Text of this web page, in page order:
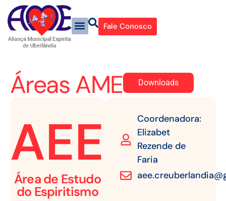
Fale Conosco
Áreas AME Downloads
AEE
Área de Estudo
do Espiritismo
Coordenadora:
Elizabet
Rezende de
Faria